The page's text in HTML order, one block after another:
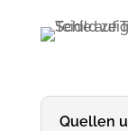
Quellen